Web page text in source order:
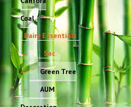
Coal
Dairy Essentials
Sac
Green Tree
AUM